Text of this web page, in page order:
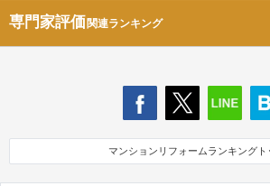
専門家評価関連ランキング
マンションリフォームランキングト